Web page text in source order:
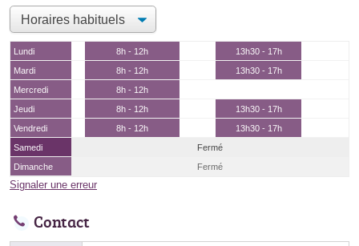
Lundi 8h - 12h
13h30 - 17h
Mardi
8h - 12h
13h30 - 17h
Mercredi
8h - 12h
Jeudi
8h - 12h
13h30 - 17h
Vendredi
8h - 12h
13h30 - 17h
Samedi
Fermé
Dimanche
Fermé
Signaler une erreur
Contact